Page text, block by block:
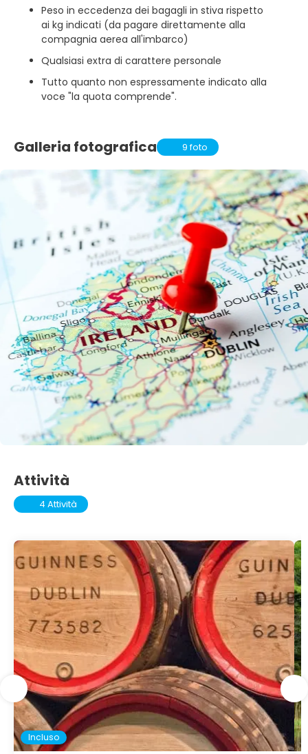
Peso in eccedenza dei bagagli in stiva rispetto
ai kg indicati (da pagare direttamente alla
compagnia aerea all'imbarco)
Qualsiasi extra di carattere personale
Tutto quanto non espressamente indicato alla
voce "la quota comprende".
Galleria fotografica 9 foto
Attività
4 Attività
Incluso